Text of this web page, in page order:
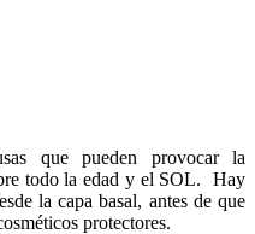
que pueden provocar la
todo la edad y el SOL. Hay
la capa basal, antes de que
protectores.